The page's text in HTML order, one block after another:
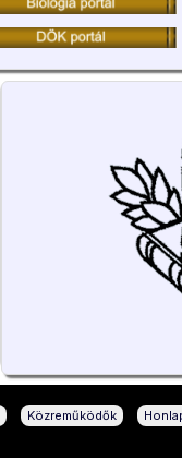
Közreműködők